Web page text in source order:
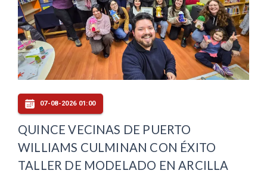
07-08-2026 01:00
QUINCE VECINAS DE PUERTO
WILLIAMS CULMINAN CON ÉXITO
TALLER DE MODELADO EN ARCILLA